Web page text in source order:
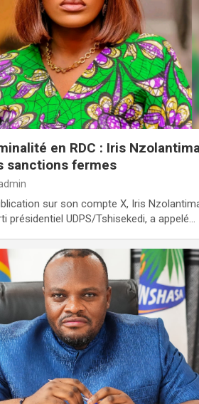
en RDC : Iris
sanctions fermes
sur son compte X, Iris
présidentiel UDPS/Tshisekedi, a appelé…